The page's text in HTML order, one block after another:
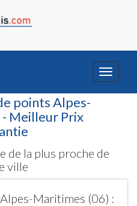
Toggle
points Alpes-
Meilleur Prix
de la plus proche de
ville
Maritimes (06) :